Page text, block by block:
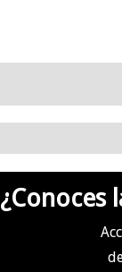
¿Conoces